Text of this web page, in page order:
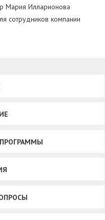
Мария Илларионова
сотрудников компании